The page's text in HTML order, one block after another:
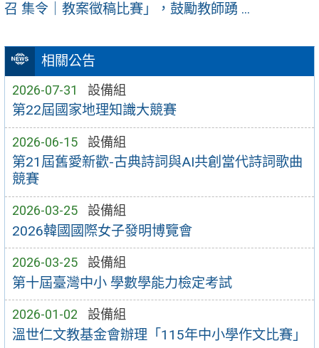
相關公告
2026-07-31 設備組
第22屆國家地理知識大競賽
2026-06-15 設備組
第21屆舊愛新歡-古典詩詞與AI共創當代詩詞歌曲
競賽
2026-03-25 設備組
2026韓國國際女子發明博覽會
2026-03-25 設備組
第十屆臺灣中小 學數學能力檢定考試
2026-01-02 設備組
溫世仁文教基金會辦理「115年中小學作文比賽」
召 集令｜教案徵稿比賽」，鼓勵教師踴 ...